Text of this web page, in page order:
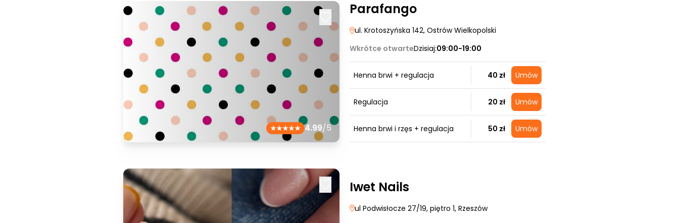
4.99/5
Parafango
ul. Krotoszyńska 142, Ostrów Wielkopolski
Wkrótce otwarteDzisiaj:09:00-19:00
Henna brwi + regulacja 40 zł Umów
Regulacja 20 zł Umów
Henna brwi i rzęs + regulacja 50 zł Umów
Iwet Nails
ul Podwisłocze 27/19, piętro 1, Rzeszów